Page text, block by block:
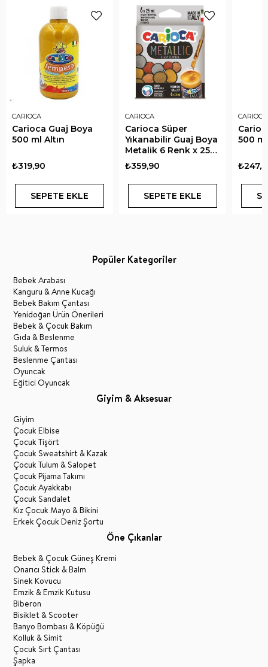
CARIOCA
Carioca Guaj Boya
500 ml Altın
₺319,90
SEPETE EKLE
CARIOCA
Carioca Süper
Yıkanabilir Guaj Boya
Metalik 6 Renk x 25
Gr
₺359,90
SEPETE EKLE
CARIOCA
500
Popüler Kategoriler
Bebek Arabası
Kanguru & Anne Kucağı
Bebek Bakım Çantası
Yenidoğan Ürün Önerileri
Bebek & Çocuk Bakım
Gıda & Beslenme
Suluk & Termos
Beslenme Çantası
Oyuncak
Eğitici Oyuncak
Giyim & Aksesuar
Giyim
Çocuk Elbise
Çocuk Tişört
Çocuk Sweatshirt & Kazak
Çocuk Tulum & Salopet
Çocuk Pijama Takımı
Çocuk Ayakkabı
Çocuk Sandalet
Kız Çocuk Mayo & Bikini
Erkek Çocuk Deniz Şortu
Öne Çıkanlar
Bebek & Çocuk Güneş Kremi
Onarıcı Stick & Balm
Sinek Kovucu
Emzik & Emzik Kutusu
Biberon
Bisiklet & Scooter
Banyo Bombası & Köpüğü
Kolluk & Simit
Çocuk Sırt Çantası
Şapka